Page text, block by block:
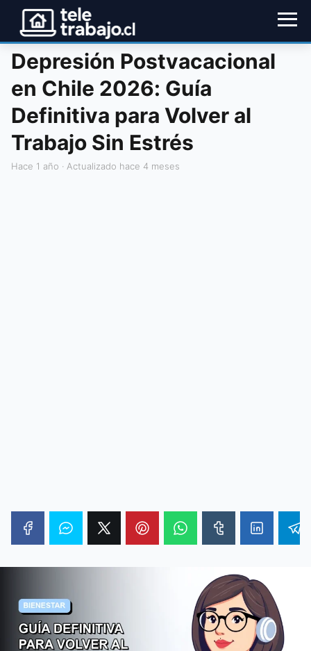
Depresión Postvacacional
en Chile 2026: Guía
Definitiva para Volver al
Trabajo Sin Estrés
hace 1 año · Actualizado hace 4 meses